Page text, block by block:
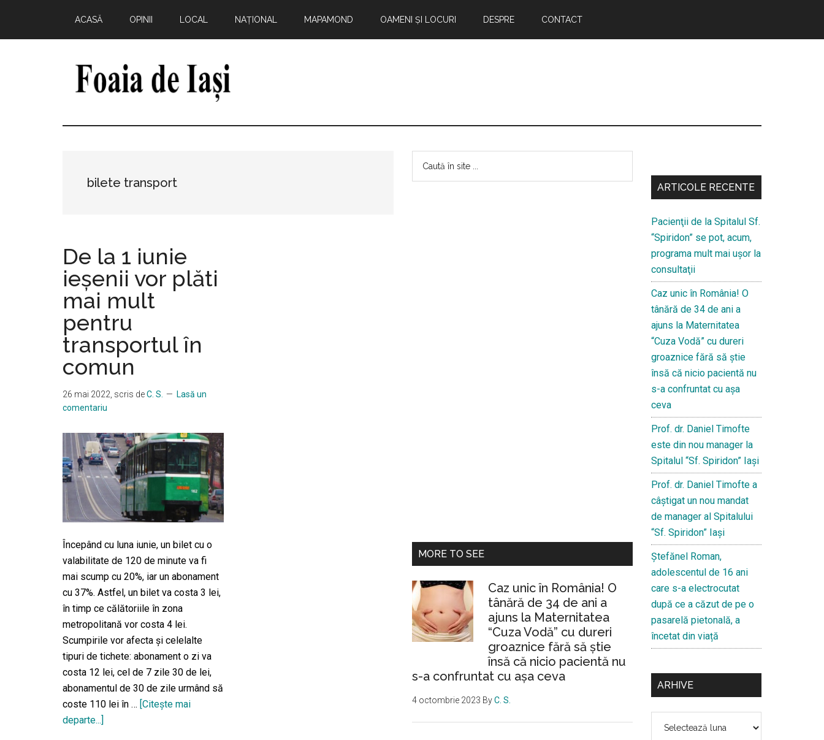
main
primary
secondary
footer
ACASĂ OPINII LOCAL NAȚIONAL MAPAMOND OAMENI ȘI LOCURI DESPRE CONTACT
Foaia
Iași
minte,
comunitate
bilete transport
De la 1 iunie
ieşenii vor plăti
mai mult
pentru
transportul în
comun
26 mai 2022 , scris deC. S.
Lasă un
comentariu
Începând cu luna iunie, un bilet cu o
valabilitate de 120 de minute va fi
mai scump cu 20%, iar un abonament
cu 37%. Astfel, un bilet va costa 3 lei,
în timp ce călătoriile în zona
metropolitană vor costa 4 lei.
Scumpirile vor afecta şi celelalte
tipuri de tichete: abonament o zi va
costa 12 lei, cel de 7 zile 30 de lei,
abonamentul de 30 de zile urmând să
coste 110 lei în … [Citeşte mai
departe...]
Bara
principală
MORE TO SEE
Caz unic în România! O
tânără de 34 de ani a
ajuns la Maternitatea
“Cuza Vodă” cu dureri
groaznice fără să ştie
însă că nicio pacientă nu
s-a confruntat cu așa ceva
4 octombrie 2023 ByC. S.
secundara
ARTICOLE RECENTE
Pacienţii de la Spitalul Sf.
“Spiridon” se pot, acum,
programa mult mai uşor la
consultaţii
Caz unic în România! O
tânără de 34 de ani a
ajuns la Maternitatea
“Cuza Vodă” cu dureri
groaznice fără să ştie
însă că nicio pacientă nu
s-a confruntat cu așa
ceva
Prof. dr. Daniel Timofte
este din nou manager la
Spitalul “Sf. Spiridon” Iaşi
Prof. dr. Daniel Timofte a
câștigat un nou mandat
de manager al Spitalului
“Sf. Spiridon” Iași
Ştefănel Roman,
adolescentul de 16 ani
care s-a electrocutat
după ce a căzut de pe o
pasarelă pietonală, a
încetat din viață
ARHIVE